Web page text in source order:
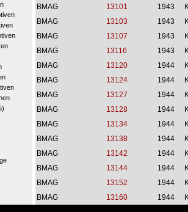
BMAG
13101 1943
BMAG
13103 1943
BMAG
13107 1943
BMAG
13116 1943
BMAG
13120 1944
BMAG
13124 1944
BMAG
13127 1944
BMAG
13128 1944
BMAG
13134 1944
BMAG
13138 1944
BMAG
13142 1944
BMAG
13144 1944
BMAG
13152 1944
BMAG
13160 1944